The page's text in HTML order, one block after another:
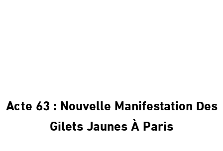
Acte 63 : Nouvelle Manifestation Des
Gilets Jaunes À Paris